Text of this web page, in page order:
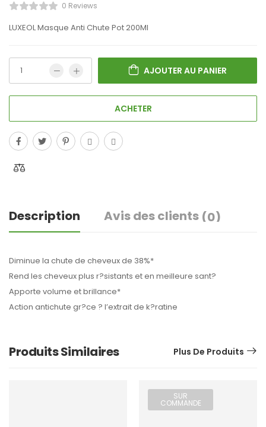
0 Reviews
LUXEOL Masque Anti Chute Pot 200Ml
AJOUTER AU PANIER
ACHETER
Description Avis des clients (0)
Diminue la chute de cheveux de 38%*
Rend les cheveux plus r?sistants et en meilleure sant?
Apporte volume et brillance*
Action antichute gr?ce ? l’extrait de k?ratine
Produits Similaires Plus De Produits
SUR
COMMANDE